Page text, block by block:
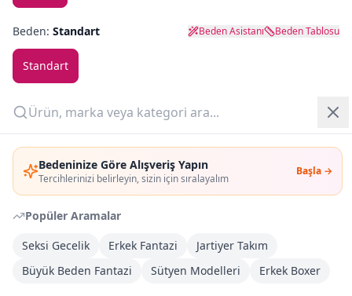
Bedeninize Göre Alışveriş Yapın
Tercihlerinizi belirleyin, sizin için sıralayalım
Başla →
Popüler Aramalar
Seksi Gecelik
Erkek Fantazi
Jartiyer Takım
Büyük Beden Fantazi
Sütyen Modelleri Erkek Boxer
Kampanyalar
Yeni Gelenler
OUTLET
Giriş Yap
Üye Ol
Beden: Standart Beden Asistanı Beden Tablosu
Standart
Adet:
Sepete Ekle
Kargoya Teslim
Bugün kargoda( 11 saat 15 dk)